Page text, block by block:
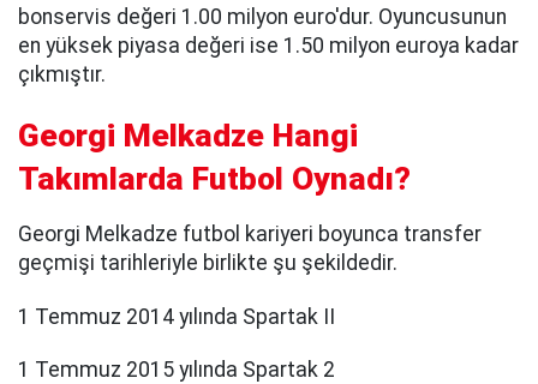
bonservis değeri 1.00 milyon euro'dur. Oyuncusunun
en yüksek piyasa değeri ise 1.50 milyon euroya kadar
çıkmıştır.
Georgi Melkadze Hangi
Takımlarda Futbol Oynadı?
Georgi Melkadze futbol kariyeri boyunca transfer
geçmişi tarihleriyle birlikte şu şekildedir.
1 Temmuz 2014 yılında Spartak II
1 Temmuz 2015 yılında Spartak 2